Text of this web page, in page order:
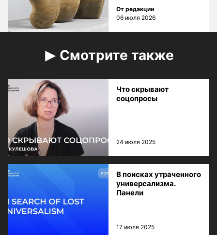
От редакции
06 июля 2026
Смотрите также
Что скрывают
соцопросы
24 июля 2025
В поисках утраченного
универсализма.
Панели
17 июля 2025